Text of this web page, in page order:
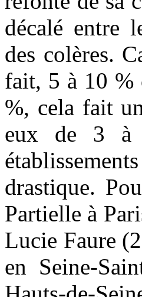
décalé entre
des colères.
fait, 5 à 10 %
%, cela fait
eux de 3 à
drastique.
Partielle à
Lucie Faure
en Seine-